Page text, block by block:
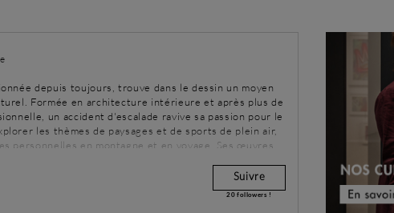
depuis toujours, trouve dans le dessin un moyen
Formée en architecture intérieure et après plus de
un accident d'escalade ravive sa passion pour le
les thèmes de paysages et de sports de plein air,
personnelles en montagne et en voyage. Ses œuvres,
peinture en bombe, captivent par leur trait unique et
Suivre
20 followers !